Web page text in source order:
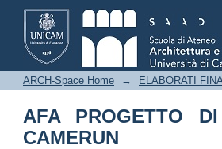
AFA PROGETTO DI
ARCH-Space Home → ELABORATI
AFA PROGETTO
CAMERUN